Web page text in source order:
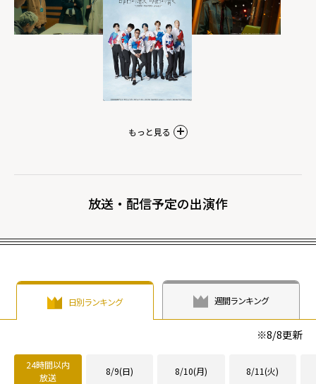
もっと見る
放送・配信予定の出演作
日別ランキング 週間ランキング
※8/8更新
24時間以内
放送
8/9(日) 8/10(月) 8/11(火)